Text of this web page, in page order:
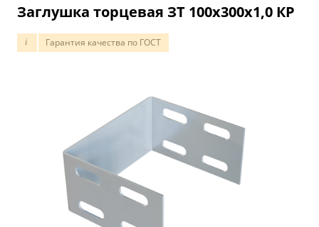
Заглушка торцевая ЗТ 100х300х1,0 КР
i Гарантия качества по ГОСТ